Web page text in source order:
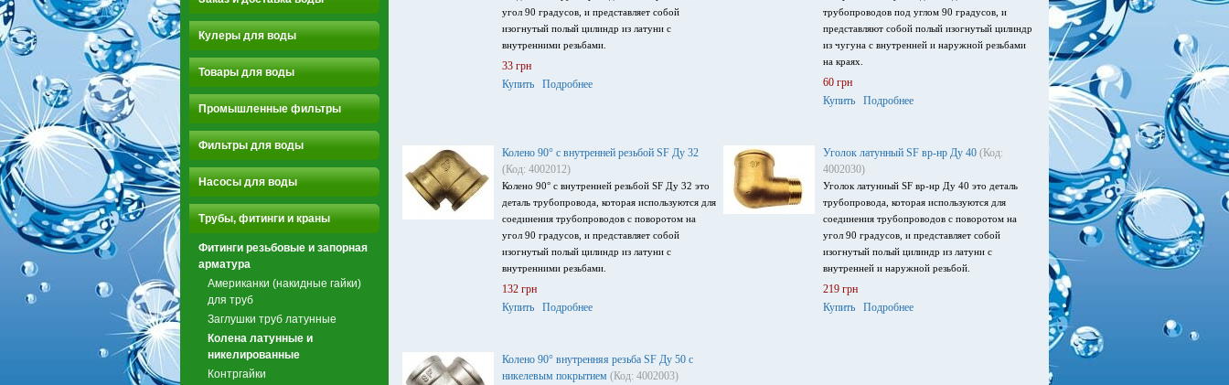
Кулеры для воды
Товары для воды
Промышленные фильтры
Фильтры для воды
Насосы для воды
Трубы, фитинги и краны
Фитинги резьбовые и запорная
арматура
Американки (накидные гайки)
для труб
Заглушки труб латунные
Колена латунные и
никелированные
Контргайки
угол 90 градусов, и представляет собой
изогнутый полый цилиндр из латуни с
внутренними резьбами.
33 грн
Купить
Подробнее
трубопроводов под углом 90 градусов, и
представляют собой полый изогнутый цилиндр
из чугуна с внутренней и наружной резьбами
на краях.
60 грн
Купить
Подробнее
Колено 90° с внутренней резьбой SF Ду 32
(Код: 4002012)
Колено 90° с внутренней резьбой SF Ду 32 это
деталь трубопровода, которая используются для
соединения трубопроводов с поворотом на
угол 90 градусов, и представляет собой
изогнутый полый цилиндр из латуни с
внутренними резьбами.
132 грн
Купить
Подробнее
Уголок латунный SF вр-нр Ду 40 (Код:
4002030)
Уголок латунный SF вр-нр Ду 40 это деталь
трубопровода, которая используются для
соединения трубопроводов с поворотом на
угол 90 градусов, и представляет собой
изогнутый полый цилиндр из латуни с
внутренней и наружной резьбой.
219 грн
Купить
Подробнее
Колено 90° внутренняя резьба SF Ду 50 с
никелевым покрытием (Код: 4002003)